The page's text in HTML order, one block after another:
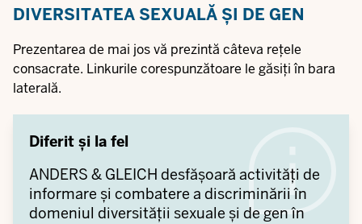
DIVERSITATEA SEXUALĂ ȘI DE GEN
Prezentarea de mai jos vă prezintă câteva rețele
consacrate. Linkurile corespunzătoare le găsiți în bara
laterală.
Diferit și la fel
ANDERS & GLEICH desfășoară activități de
informare și combatere a discriminării în
domeniul diversității sexuale și de gen în